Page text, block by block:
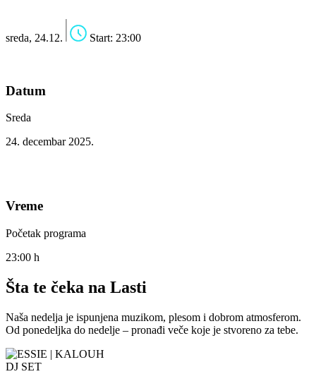
sreda, 24.12. Start: 23:00
Datum
Sreda
24. decembar 2025.
Vreme
Početak programa
23:00 h
Šta te čeka na Lasti
Naša nedelja je ispunjena muzikom, plesom i dobrom atmosferom.
Od ponedeljka do nedelje – pronađi veče koje je stvoreno za tebe.
DJ SET